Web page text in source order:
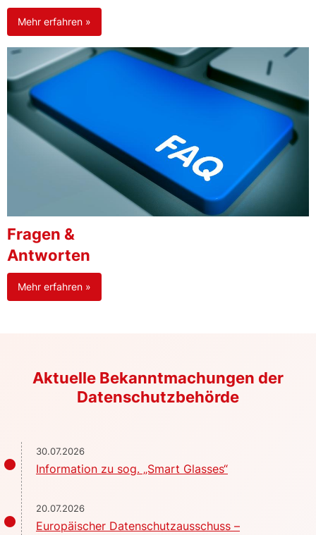
Mehr erfahren »
Fragen &
Antworten
Mehr erfahren »
Aktuelle Bekanntmachungen der
Datenschutzbehörde
30.07.2026
Information zu sog. „Smart Glasses“
20.07.2026
Europäischer Datenschutzausschuss –